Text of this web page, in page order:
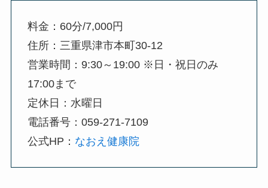
料金：60分/7,000円
住所：三重県津市本町30-12
営業時間：9:30～19:00 ※日・祝日のみ
17:00まで
定休日：水曜日
電話番号：059-271-7109
公式HP： なおえ健康院